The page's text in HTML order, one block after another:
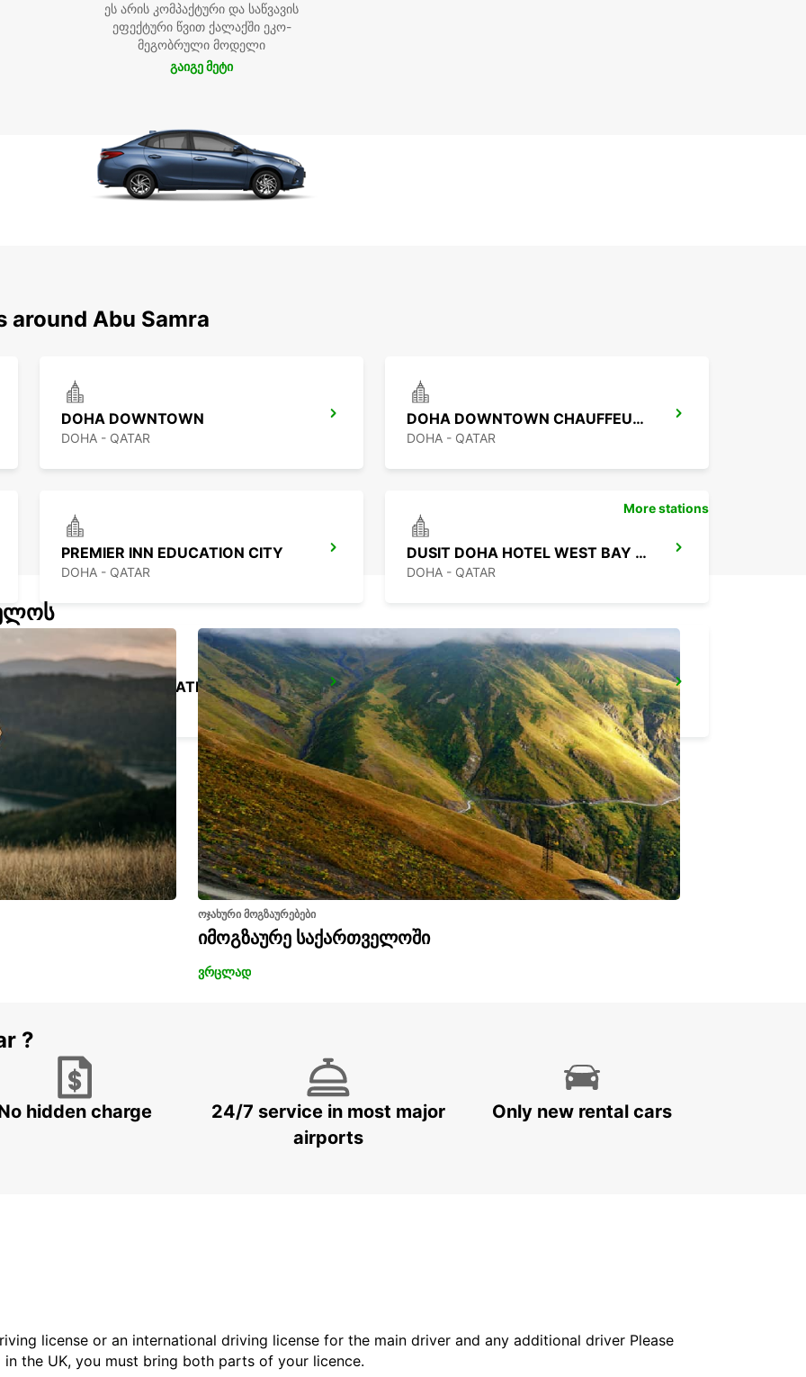
ეს არის კომპაქტური და საწვავის
ეფექტური წვით ქალაქში ეკო-
მეგობრული მოდელი
გაიგე მეტი
Abu Samra
DOHA DOWNTOWN
DOHA - QATAR
DOHA DOWNTOWN CHAUFFEUR DRIVE
DOHA - QATAR
PREMIER INN EDUCATION CITY
DOHA - QATAR
DUSIT DOHA HOTEL WEST BAY CHAUF DRV
DOHA - QATAR
HAMAD INTERNATIONAL AIRPORT HAMAD INT AIRPORT CHAUFFEUR DRIVE
DOHA - QATAR
More stations
ოჯახური მოგზაურებები
იმოგზაურე საქართველოში
ვრცლად
?
hidden charge
24/7 service in most major
airports
Only new rental cars
license or an international driving license for the main driver and any additional driver Please
the UK, you must bring both parts of your licence.